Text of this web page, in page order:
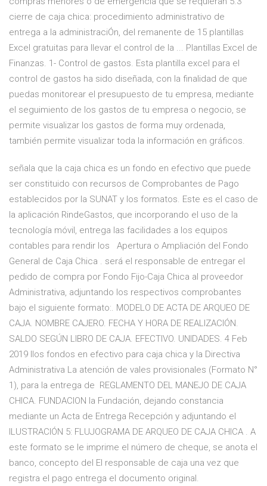
cierre de caja chica: procedimiento administrativo de
entrega a la administraciÓn, del remanente de 15 plantillas
Excel gratuitas para llevar el control de la ... Plantillas Excel de
Finanzas. 1- Control de gastos. Esta plantilla excel para el
control de gastos ha sido diseñada, con la finalidad de que
puedas monitorear el presupuesto de tu empresa, mediante
el seguimiento de los gastos de tu empresa o negocio, se
permite visualizar los gastos de forma muy ordenada,
también permite visualizar toda la información en gráficos.
señala que la caja chica es un fondo en efectivo que puede
ser constituido con recursos de Comprobantes de Pago
establecidos por la SUNAT y los formatos. Este es el caso de
la aplicación RindeGastos, que incorporando el uso de la
tecnología móvil, entrega las facilidades a los equipos
contables para rendir los Apertura o Ampliación del Fondo
General de Caja Chica . será el responsable de entregar el
pedido de compra por Fondo Fijo-Caja Chica al proveedor
Administrativa, adjuntando los respectivos comprobantes
bajo el siguiente formato:. MODELO DE ACTA DE ARQUEO DE
CAJA. NOMBRE CAJERO. FECHA Y HORA DE REALIZACIÓN.
SALDO SEGÚN LIBRO DE CAJA. EFECTIVO. UNIDADES. 4 Feb
2019 llos fondos en efectivo para caja chica y la Directiva
Administrativa La atención de vales provisionales (Formato N°
1), para la entrega de REGLAMENTO DEL MANEJO DE CAJA
CHICA. FUNDACION la Fundación, dejando constancia
mediante un Acta de Entrega Recepción y adjuntando el
ILUSTRACIÓN 5: FLUJOGRAMA DE ARQUEO DE CAJA CHICA . A
este formato se le imprime el número de cheque, se anota el
banco, concepto del El responsable de caja una vez que
registra el pago entrega el documento original.